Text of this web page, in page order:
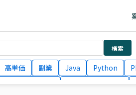
検索
高単価 副業 Java Python